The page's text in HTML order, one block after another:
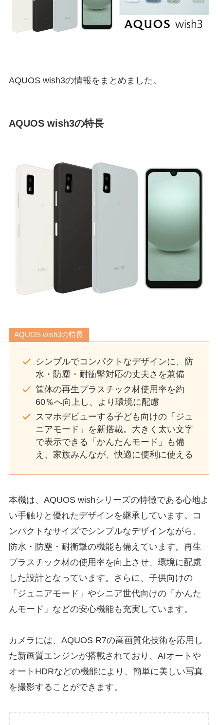
AQUOS wish3の情報をまとめました。
AQUOS wish3の特長
AQUOS wish3の特長
シンプルでコンパクトなデザインに、防
水・防塵・耐衝撃対応の丈夫さを兼備
筐体の再生プラスチック材使用率を約
60％へ向上し、より環境に配慮
スマホデビューする子ども向けの「ジュ
ニアモード」を新搭載。大きく太い文字
で表示できる「かんたんモード」も備
え、家族みんなが、快適に便利に使える
本機は、AQUOS wishシリーズの特徴である心地よ
い手触りと優れたデザインを継承しています。コ
ンパクトなサイズでシンプルなデザインながら、
防水・防塵・耐衝撃の機能も備えています。再生
プラスチック材の使用率を向上させ、環境に配慮
した設計となっています。さらに、子供向けの
「ジュニアモード」やシニア世代向けの「かんた
んモード」などの安心機能も充実しています。
カメラには、AQUOS R7の高画質化技術を応用し
た新画質エンジンが搭載されており、AIオートや
オートHDRなどの機能により、簡単に美しい写真
を撮影することができます。